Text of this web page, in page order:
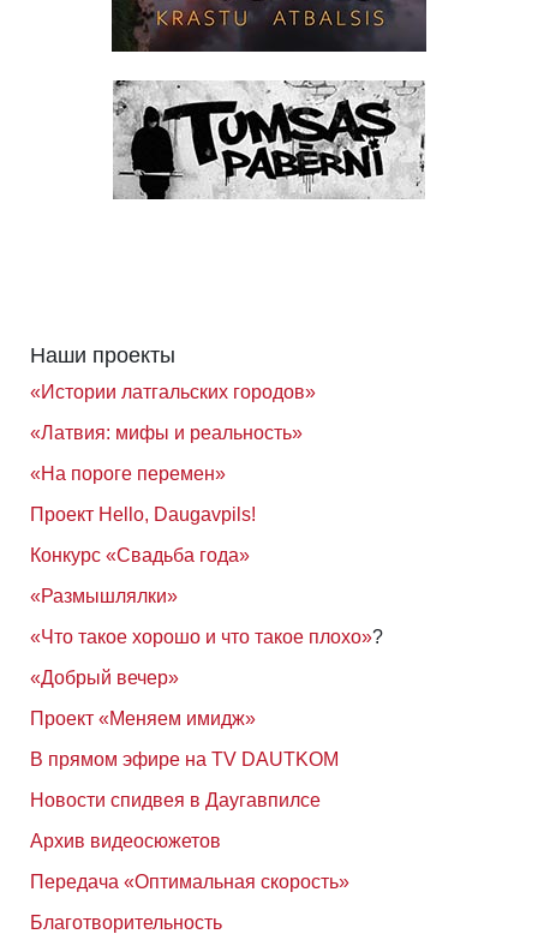
Наши проекты
«Истории латгальских городов»
«Латвия: мифы и реальность»
«На пороге перемен»
Проект Hello, Daugavpils!
Конкурс «Свадьба года»
«Размышлялки»
«Что такое хорошо и что такое плохо»?
«Добрый вечер»
Проект «Меняем имидж»
В прямом эфире на TV DAUTKOM
Новости спидвея в Даугавпилсе
Архив видеосюжетов
Передача «Оптимальная скорость»
Благотворительность